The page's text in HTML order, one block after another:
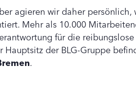
agieren wir daher persönlich,
Mehr als 10.000
für die
Hauptsitz der BLG-Gruppe
.